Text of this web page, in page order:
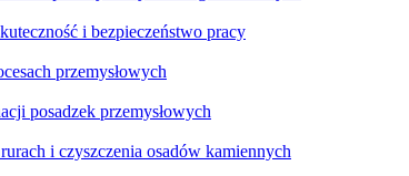
i bezpieczeństwo pracy
przemysłowych
posadzek przemysłowych
i czyszczenia osadów kamiennych